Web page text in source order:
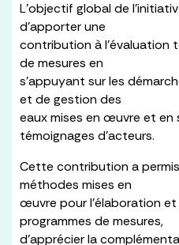
L’objectif global de
d’apporter une
contribution à l’évaluation
de mesures en
s’appuyant sur les
et de gestion des
eaux mises en œuvre et en
témoignages d’acteurs.
Cette contribution a
méthodes mises en
œuvre pour l’élaboration et
programmes de mesures,
d’apprécier la